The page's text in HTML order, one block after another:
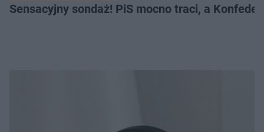
Sensacyjny sondaż! PiS mocno traci, a